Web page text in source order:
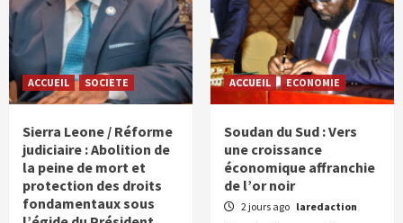
ACCUEIL SOCIETE
Sierra Leone / Réforme
judiciaire : Abolition de
la peine de mort et
protection des droits
fondamentaux sous
ACCUEIL ECONOMIE
Soudan du Sud : Vers
une croissance
économique affranchie
de l’or noir
2 jours ago laredaction